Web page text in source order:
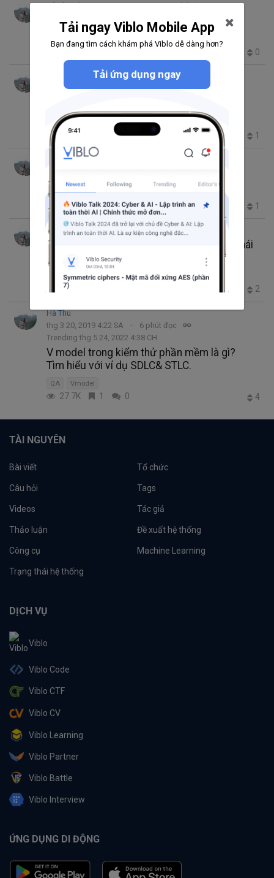
Hà Thu thg 6 20, 2019 1:33 CH 6 phút đọc
Agile Testing: Vai trò của QA trong Agile
280 0
thg 5 24, 2019 6:26 SA 8 phút đọc
Nâng cao, Phát triển sự nghiệp của bạn
Tester
221 1 1
Hà Thu thg 5 21, 2019 10:15 SA 5 phút đọc
Tester QA
483 1 0 1
Hà Thu thg 4 18, 2019 6:14 SA 4 phút đọc
Manual Testing cho người mới bắt đầu: Khái
niệm, loại, công cụ...
manual test Testing QA
8.6K 2
Hà Thu
thg 3 20, 2019 4:22 SA
6 phút đọc
Trending thg 5 24, 2022 4:38 CH
V model trong kiểm thử phần mềm là gì?
Tìm hiểu với ví dụ SDLC& STLC.
QA Vmodel
27.7K 1 0 4
TÀI NGUYÊN
Bài viết Tổ chức
Câu hỏi Tags
Videos Tác giả
Thảo luận Đề xuất hệ thống
Công cụ Machine Learning
Trạng thái hệ thống
DỊCH VỤ
Viblo
Viblo Code
Viblo CTF
Viblo CV
Viblo Learning
Viblo Partner
Viblo Battle
Viblo Interview
ỨNG DỤNG DI ĐỘNG
Tải ngay Viblo Mobile App
Bạn đang tìm cách khám phá Viblo dễ dàng hơn?
Tải ứng dụng ngay